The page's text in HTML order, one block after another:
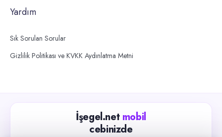
Yardım
Sık Sorulan Sorular
Gizlilik Politikası ve KVKK Aydınlatma Metni
İşegel.net mobil
cebinizde